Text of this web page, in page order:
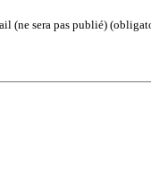
(ne sera pas publié)